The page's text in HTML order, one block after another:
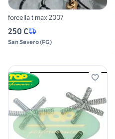
forcella t max 2007
250 €
San Severo(FG)